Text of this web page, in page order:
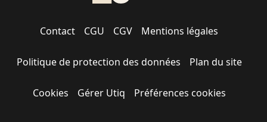
Contact CGU CGV Mentions légales
Politique de protection des données Plan du site
Cookies Gérer Utiq Préférences cookies